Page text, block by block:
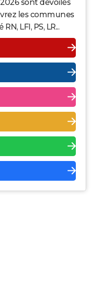
sont dévoilés
les communes
LFI, PS, LR...